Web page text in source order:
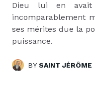
Dieu lui en avait
incomparablement
ses mérites due la
puissance.
BY SAINT JÉRÔME